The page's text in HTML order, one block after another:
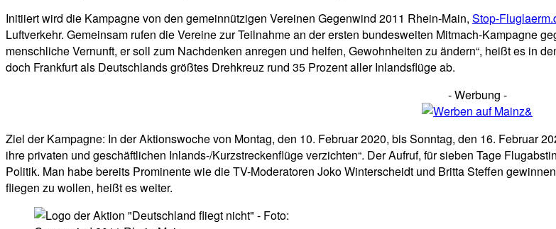
Initiiert wird die Kampagne von den gemeinnützigen Vereinen Gegenwind 2011 Rhein-Main, Stop-
Luftverkehr. Gemeinsam rufen die Vereine zur Teilnahme an der ersten bundesweiten Mitmach-Kampagne
menschliche Vernunft, er soll zum Nachdenken anregen und helfen, Gewohnheiten zu ändern“, heißt es in
doch Frankfurt als Deutschlands größtes Drehkreuz rund 35 Prozent aller Inlandsflüge ab.
- Werbung -
Ziel der Kampagne: In der Aktionswoche von Montag, den 10. Februar 2020, bis Sonntag, den 16. Februar
ihre privaten und geschäftlichen Inlands-/Kurzstreckenflüge verzichten“. Der Aufruf, für sieben Tage
Politik. Man habe bereits Prominente wie die TV-Moderatoren Joko Winterscheidt und Britta Steffen
fliegen zu wollen, heißt es weiter.